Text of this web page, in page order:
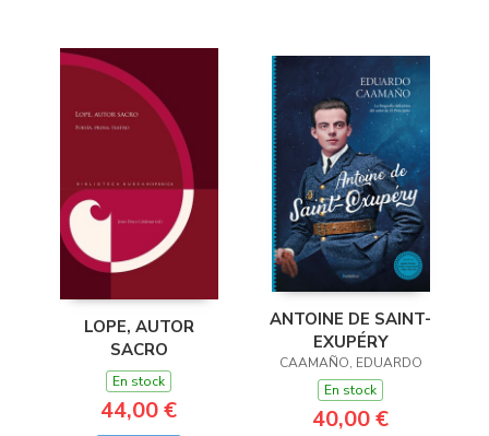
LOPE, AUTOR
SACRO
En stock
44,00 €
ANTOINE DE SAINT-
EXUPÉRY
CAAMAÑO, EDUARDO
En stock
40,00 €